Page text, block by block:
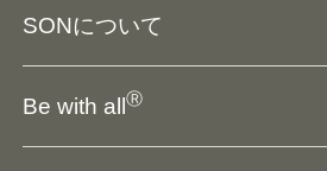
SONについて
SO組織について
Be with allⓇ